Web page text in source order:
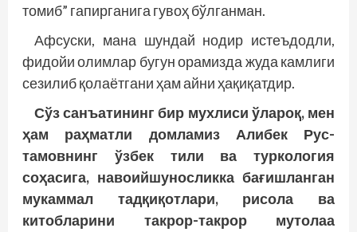
томиб” гапирганига гувоҳ бўлганман.
Афсуски, мана шундай нодир истеъдодли,
фидойи олимлар бугун орамизда жуда камлиги
сезилиб қолаётгани ҳам айни ҳақиқатдир.
Сўз санъатининг бир мухлиси ўлароқ, мен
ҳам раҳматли домламиз Алибек Рус­
тамовнинг ўзбек тили ва туркология
соҳасига, навоийшуносликка бағишланган
мукаммал тадқиқотлари, рисола ва
китобларини такрор-такрор мутолаа